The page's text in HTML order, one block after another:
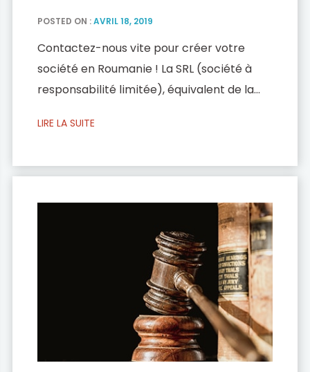
POSTED ON :AVRIL 18, 2019
Contactez-nous vite pour créer votre
société en Roumanie ! La SRL (société à
responsabilité limitée), équivalent de la
d’une société la plus utilisée en ROUMANIE.
loi et ses propriétaires. Elle est également
LIRE LA SUITE